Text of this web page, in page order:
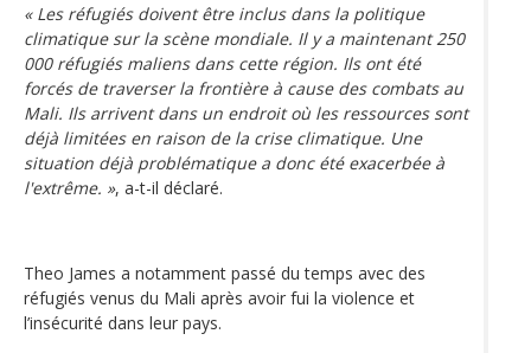
« Les réfugiés doivent être inclus dans la politique
climatique sur la scène mondiale. Il y a maintenant 250
000 réfugiés maliens dans cette région. Ils ont été
forcés de traverser la frontière à cause des combats au
Mali. Ils arrivent dans un endroit où les ressources sont
déjà limitées en raison de la crise climatique. Une
situation déjà problématique a donc été exacerbée à
l'extrême. », a-t-il déclaré.
Theo James a notamment passé du temps avec des
réfugiés venus du Mali après avoir fui la violence et
l’insécurité dans leur pays.